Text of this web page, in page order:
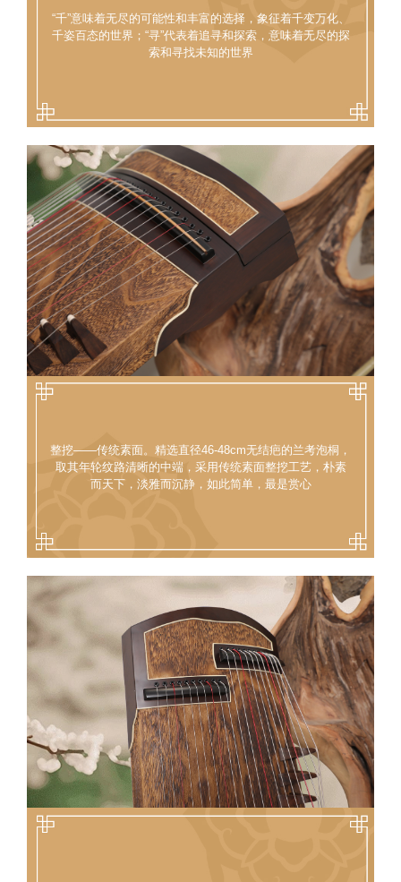
“千”意味着无尽的可能性和丰富的选择，象征着千变万化、
千姿百态的世界；“寻”代表着追寻和探索，意味着无尽的探
索和寻找未知的世界
整挖——传统素面。精选直径46-48cm无结疤的兰考泡桐，
取其年轮纹路清晰的中端，采用传统素面整挖工艺，朴素
而天下，淡雅而沉静，如此简单，最是赏心